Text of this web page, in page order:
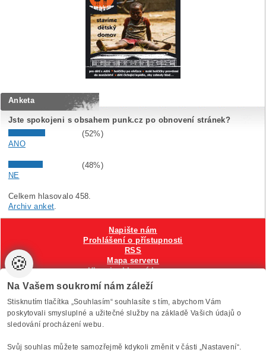
Anketa
Jste spokojeni s obsahem punk.cz po obnovení stránek?
(52%)
ANO
(48%)
NE
Celkem hlasovalo 458.
Archiv anket.
VytvořiloAnawe , provozuje Anawe a Špína
Napište nám
Prohlášení o přístupnosti
RSS
Mapa serveru
Hlavni reklamní banner
Nastavení cookies
🍪
Na Vašem soukromí nám záleží
Stisknutím tlačítka „Souhlasím“ souhlasíte s tím, abychom Vám
poskytovali smysluplné a užitečné služby na základě Vašich údajů o
sledování procházení webu.
Svůj souhlas můžete samozřejmě kdykoli změnit v části „Nastavení“.